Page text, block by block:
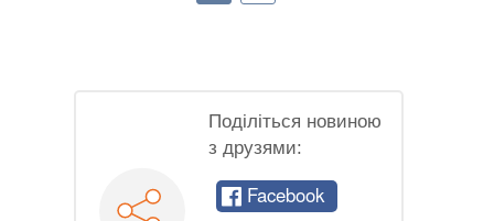
Поділіться новиною
з друзями:
Facebook